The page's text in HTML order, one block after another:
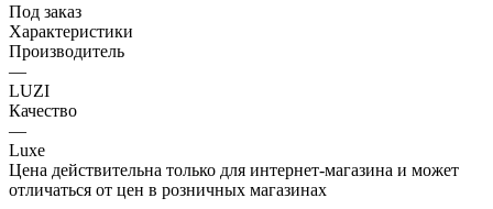
Под заказ
Характеристики
Производитель
—
LUZI
Качество
—
Luxe
Цена действительна только для интернет-магазина и может
отличаться от цен в розничных магазинах